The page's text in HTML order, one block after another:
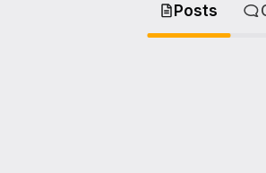
Posts